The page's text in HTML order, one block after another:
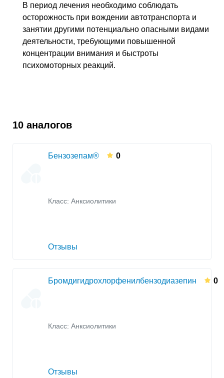
В период лечения необходимо соблюдать
осторожность при вождении автотранспорта и
занятии другими потенциально опасными видами
деятельности, требующими повышенной
концентрации внимания и быстроты
психомоторных реакций.
10 аналогов
Бензозепам® 0
Класс: Анксиолитики
Отзывы
Бромдигидрохлорфенилбензодиазепин 0
Класс: Анксиолитики
Отзывы